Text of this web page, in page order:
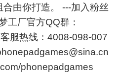
由你打造。 ---加入粉丝
工厂官方QQ群：
服热线：4008-098-007
phonepadgames